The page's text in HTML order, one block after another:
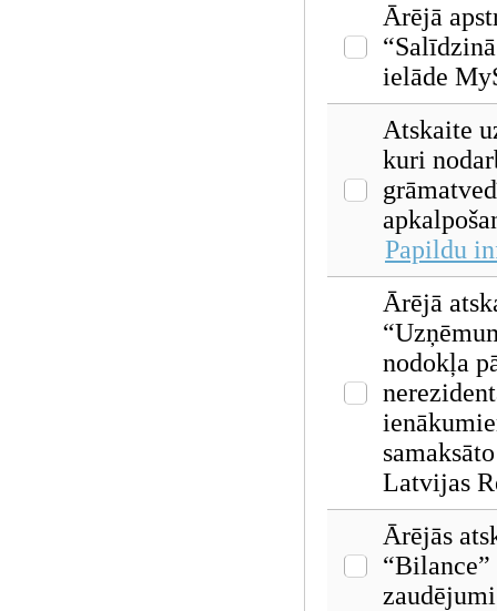
Ārējā
ielāde
Atskaite
kuri
Papildu
Ārējā
nodokļa
Latvijas
Ārējās
“Bilance”